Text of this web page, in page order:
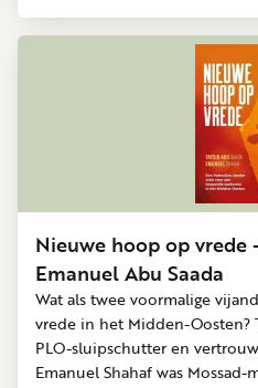
zonder oordeel, ruimte
Bijbelse voorbeelden nodigt
open armen, waarin
worden.Zelf oefent Jilke al
deur open te zetten voor wie
leverde ontroerende, grappige
ontmoetingen op - verhalen
warmte en eerlijkheid
is een prachtige
en hart open te zetten voor
weg dankzij Jilkes
anekdotes. Wat het extra
bij mooie woorden alleen.
praktisch en haalbaar met
Nieuwe hoop op vrede
Emanuel Abu Saada
Wat als twee voormalige
vrede in het Midden-Oosten?
PLO-sluipschutter en
Emanuel Shahaf was